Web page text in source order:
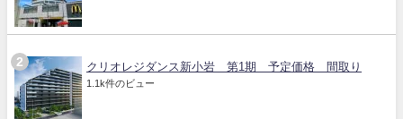
クリオレジダンス新小岩 第1期 予定価格 間取り
1.1k件のビュー